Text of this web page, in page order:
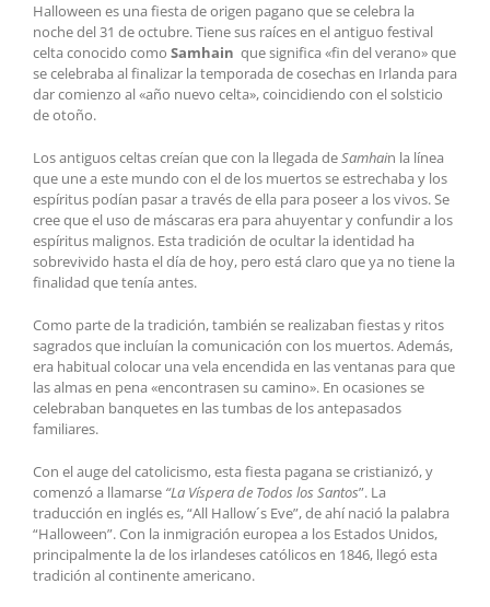
Halloween es una fiesta de origen pagano que se celebra la
noche del 31 de octubre. Tiene sus raíces en el antiguo festival
celta conocido como Samhain que significa «fin del verano» que
se celebraba al finalizar la temporada de cosechas en Irlanda para
dar comienzo al «año nuevo celta», coincidiendo con el solsticio
de otoño.
Los antiguos celtas creían que con la llegada deSamhain la línea
que une a este mundo con el de los muertos se estrechaba y los
espíritus podían pasar a través de ella para poseer a los vivos. Se
cree que el uso de máscaras era para ahuyentar y confundir a los
espíritus malignos. Esta tradición de ocultar la identidad ha
sobrevivido hasta el día de hoy, pero está claro que ya no tiene la
finalidad que tenía antes.
Como parte de la tradición, también se realizaban fiestas y ritos
sagrados que incluían la comunicación con los muertos. Además,
era habitual colocar una vela encendida en las ventanas para que
las almas en pena «encontrasen su camino». En ocasiones se
celebraban banquetes en las tumbas de los antepasados
familiares.
Con el auge del catolicismo, esta fiesta pagana se cristianizó, y
comenzó a llamarse “La Víspera de Todos los Santos”. La
traducción en inglés es, “All Hallow´s Eve”, de ahí nació la palabra
“Halloween”. Con la inmigración europea a los Estados Unidos,
principalmente la de los irlandeses católicos en 1846, llegó esta
tradición al continente americano.